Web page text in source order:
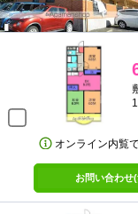
オンライン内覧
お問い合わせ